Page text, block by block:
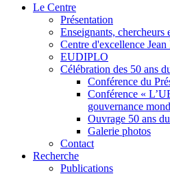
Le Centre
Présentation
Enseignants, chercheurs
Centre d'excellence
EUDIPLO
Célébration des 50 ans
Conférence du
Conférence «
gouvernance
Ouvrage 50 ans
Galerie photos
Contact
Recherche
Publications